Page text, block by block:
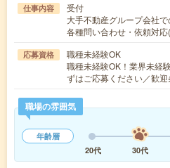
仕事内容
受付
大手不動産グループ会社
各種問い合わせ・依頼対
応募資格
職種未経験OK
職種未経験OK！業界未経
ずはご応募ください／歓
職場の雰囲気
年齢層
20代
30代